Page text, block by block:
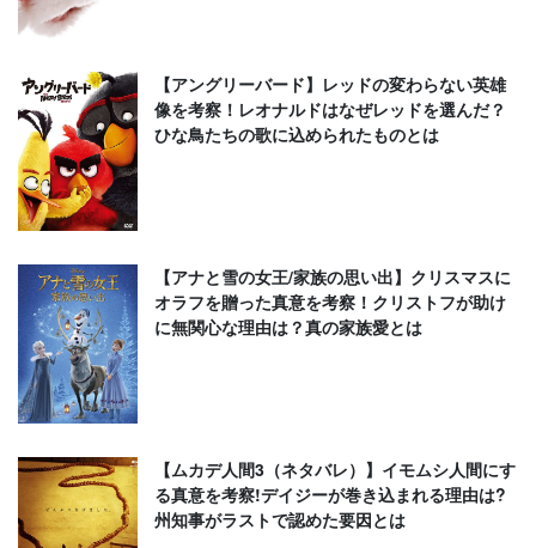
【アングリーバード】レッドの変わらない英雄
像を考察！レオナルドはなぜレッドを選んだ？
ひな鳥たちの歌に込められたものとは
【アナと雪の女王/家族の思い出】クリスマスに
オラフを贈った真意を考察！クリストフが助け
に無関心な理由は？真の家族愛とは
【ムカデ人間3（ネタバレ）】イモムシ人間にす
る真意を考察!デイジーが巻き込まれる理由は?
州知事がラストで認めた要因とは